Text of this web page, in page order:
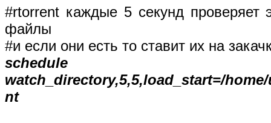
#rtorrent каждые 5 секунд проверяет
файлы
#и если они есть то ставит их на
watch_directory,5,5,load_start=/
nt